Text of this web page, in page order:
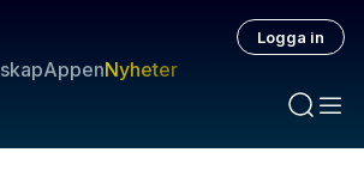
AppenNyheter
Logga in